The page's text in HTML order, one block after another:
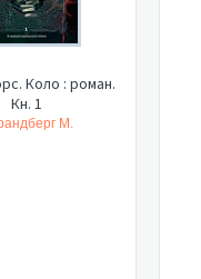
Коло : роман.
Кн. 1
М.